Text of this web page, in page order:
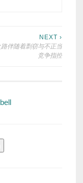
NEXT ›
伴随着剽窃与不正当
竞争指控